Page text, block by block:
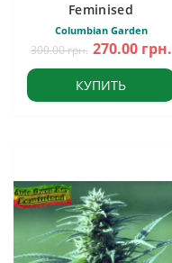
Feminised
Columbian Garden
300.00 грн. 270.00 грн.
КУПИТЬ